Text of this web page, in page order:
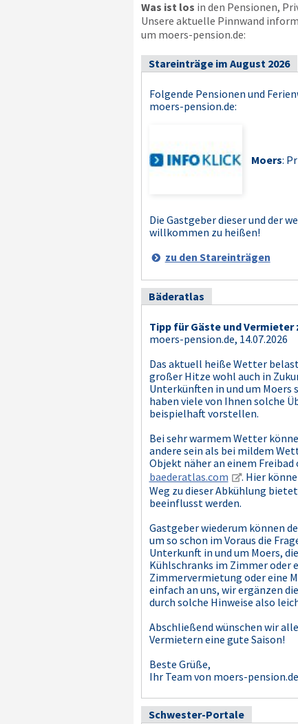
Was ist los in den Pensionen,
Unsere aktuelle Pinnwand
um moers-pension.de:
Stareinträge im August 2026
Folgende Pensionen und
moers-pension.de:
Moers:
Die Gastgeber dieser und der
willkommen zu heißen!
zu den Stareinträgen
Bäderatlas
Tipp für Gäste und Vermieter
moers-pension.de, 14.07.2026
Das aktuell heiße Wetter
großer Hitze wohl auch in
Unterkünften in und um Moers
haben viele von Ihnen solche
beispielhaft vorstellen.
Bei sehr warmem Wetter
andere sein als bei mildem
Objekt näher an einem
baederatlas.com
. Hier
Weg zu dieser Abkühlung
beeinflusst werden.
Gastgeber wiederum können
um so schon im Voraus die
Unterkunft in und um Moers,
Kühlschranks im Zimmer oder
Zimmervermietung oder eine
einfach an uns, wir ergänzen
durch solche Hinweise also
Abschließend wünschen wir
Vermietern eine gute Saison!
Beste Grüße,
Ihr Team von moers-pension.de
Schwester-Portale